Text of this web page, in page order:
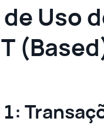
Uso